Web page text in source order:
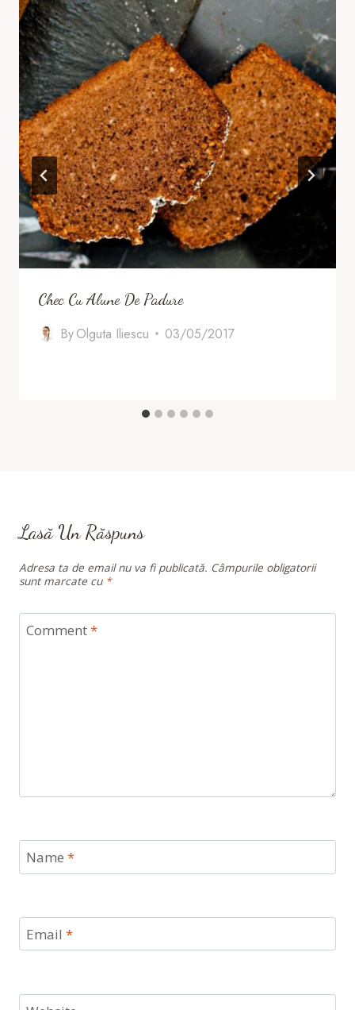
Chec Cu Alune De Padure
ByOlguta Iliescu 03/05/2017
Lasă Un Răspuns
Adresa ta de email nu va fi publicată. Câmpurile obligatorii
sunt marcate cu *
Comment*
Name *
Email *